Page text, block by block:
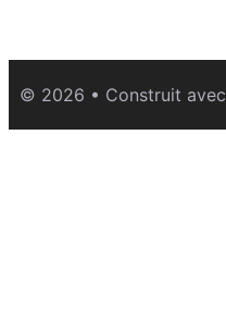
© 2026 • Construit avec